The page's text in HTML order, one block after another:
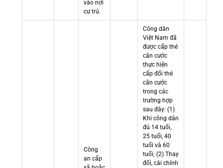
vào nơi
cư trú.
Công
an cấp
Công dân
Việt Nam đã
được cấp thẻ
căn cước
thực hiện
cấp đổi thẻ
căn cước
trong các
trường hợp
sau đây: (1)
Khi công dân
đủ 14 tuổi,
25 tuổi, 40
tuổi và 60
tuổi; (2) Thay
đổi, cải chính